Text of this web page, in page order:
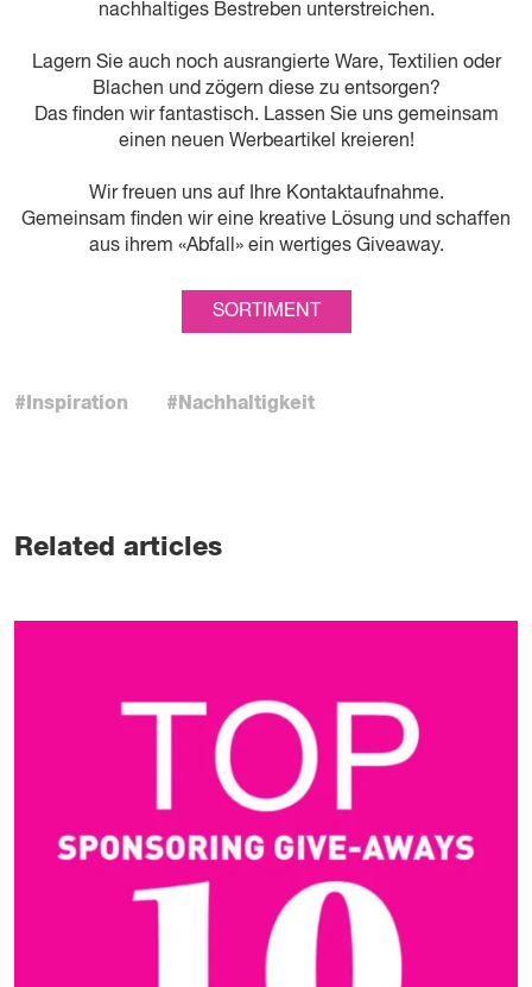
nachhaltiges Bestreben unterstreichen.
Lagern Sie auch noch ausrangierte Ware, Textilien oder
Blachen und zögern diese zu entsorgen?
Das finden wir fantastisch. Lassen Sie uns gemeinsam
einen neuen Werbeartikel kreieren!
Wir freuen uns auf Ihre Kontaktaufnahme.
Gemeinsam finden wir eine kreative Lösung und schaffen
aus ihrem «Abfall» ein wertiges Giveaway.
SORTIMENT
#Inspiration #Nachhaltigkeit
Related articles